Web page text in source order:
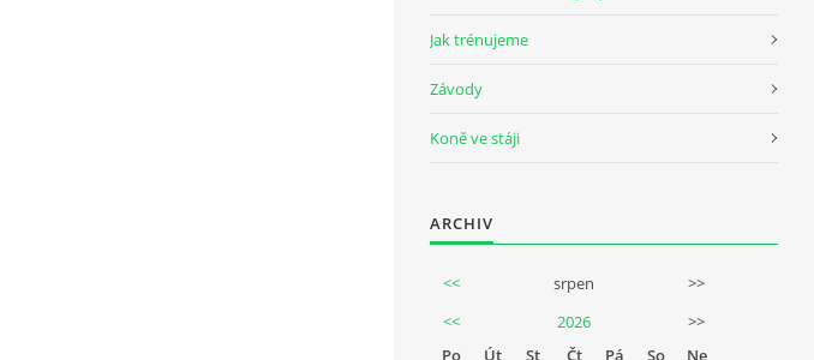
Jak trénujeme
Závody
Koně ve stáji
ARCHIV
<< srpen
>>
<<
2026
>>
Po
Út St Čt Pá So
Ne